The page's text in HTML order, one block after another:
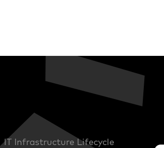
IT Infrastructure Lifecycle